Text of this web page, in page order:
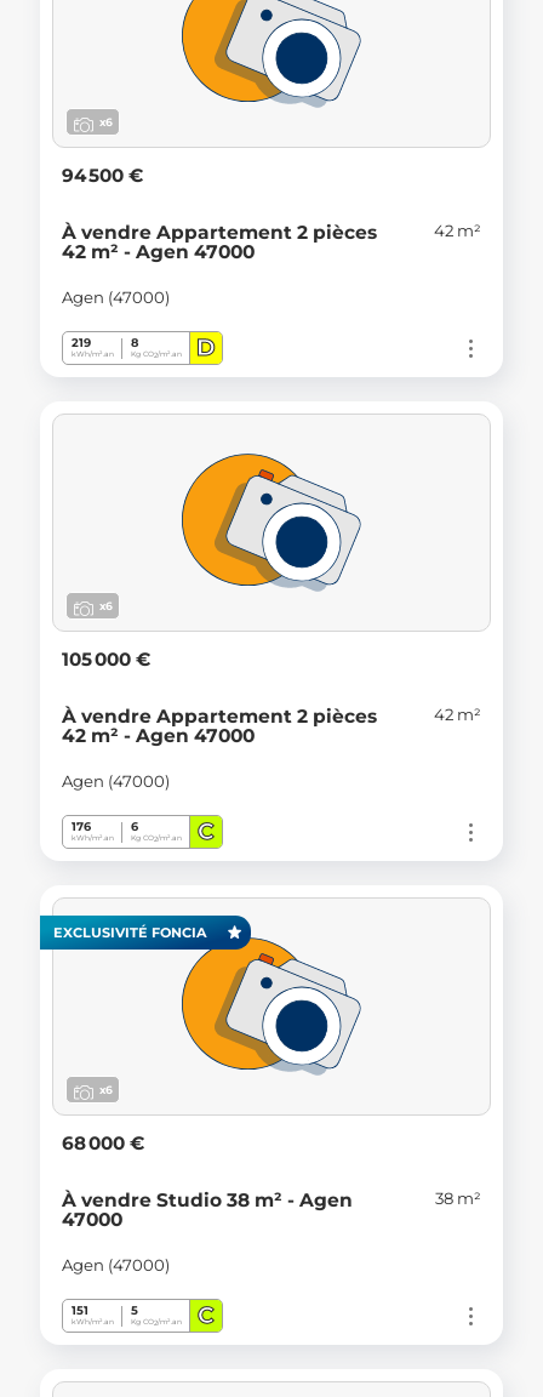
x6
94 500 €
À vendre Appartement 2 pièces
42 m² - Agen 47000
42 m²
Agen (47000)
219
kWh/m².an
8
Kg CO2/m².an D
x6
105 000 €
À vendre Appartement 2 pièces
42 m² - Agen 47000
42 m²
Agen (47000)
176
kWh/m².an
6
Kg CO2/m².an C
EXCLUSIVITÉ FONCIA
x6
68 000 €
À vendre Studio 38 m² - Agen
47000
38 m²
Agen (47000)
151
kWh/m².an
5
Kg CO2/m².an C